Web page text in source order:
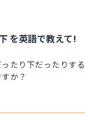
を英語で教えて!
たり下だったりす
か？